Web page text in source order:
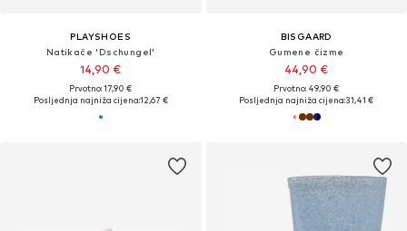
PLAYSHOES
Natikače 'Dschungel'
14,90 €
Prvotno: 17,90 €
Posljednja najniža cijena:12,67 €
BISGAARD
Gumene čizme
44,90 €
Prvotno: 49,90 €
Posljednja najniža cijena:31,41 €